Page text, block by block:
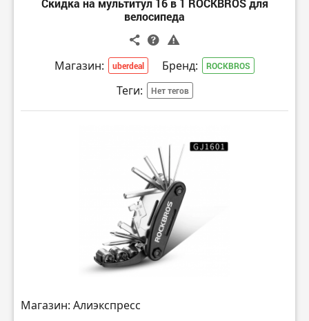
Скидка на мультитул 16 в 1 ROCKBROS для
велосипеда
Магазин: uberdeal Бренд: ROCKBROS
Теги: Нет тегов
Магазин: Алиэкспресс